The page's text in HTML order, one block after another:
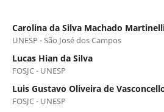
Carolina da Silva Machado
UNESP - São José dos Campos
Lucas Hian da Silva
FOSJC - UNESP
Luis Gustavo Oliveira de
FOSJC - UNESP